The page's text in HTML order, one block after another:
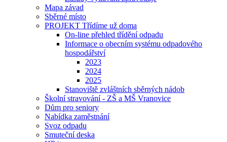
Mapa závad
Sběrné místo
PROJEKT Třídíme už doma
On-line přehled třídění odpadu
Informace o obecním systému odpadového
hospodářství
2023
2024
2025
Stanoviště zvláštních sběrných nádob
Školní stravování - ZŠ a MŠ Vranovice
Dům pro seniory
Nabídka zaměstnání
Svoz odpadu
Smuteční deska